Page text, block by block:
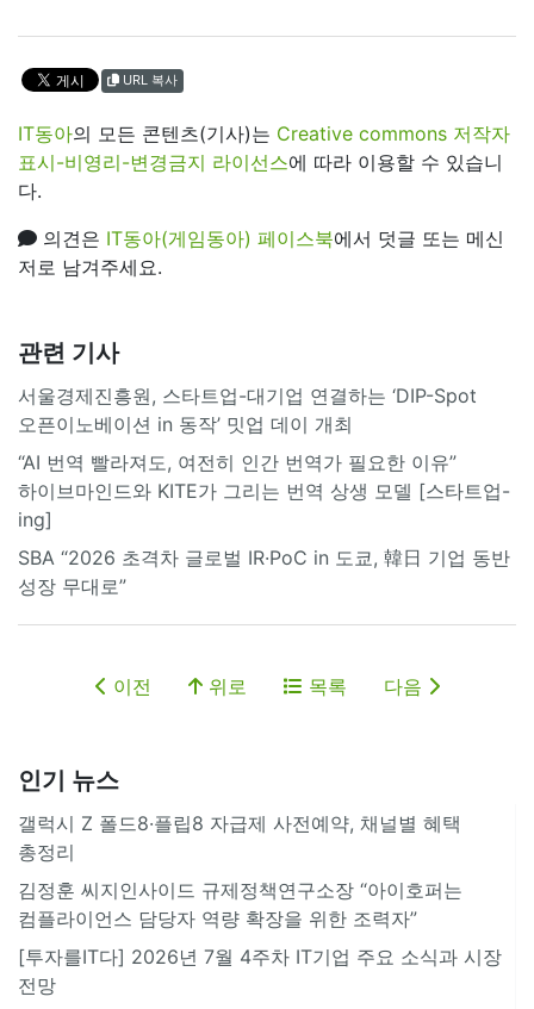
URL 복사
IT동아의 모든 콘텐츠(기사)는 Creative commons 저작자
표시-비영리-변경금지 라이선스에 따라 이용할 수 있습니
다.
의견은 IT동아(게임동아) 페이스북에서 덧글 또는 메신
저로 남겨주세요.
관련 기사
서울경제진흥원, 스타트업-대기업 연결하는 ‘DIP-Spot
오픈이노베이션 in 동작’ 밋업 데이 개최
“AI 번역 빨라져도, 여전히 인간 번역가 필요한 이유”
하이브마인드와 KITE가 그리는 번역 상생 모델 [스타트업-
ing]
SBA “2026 초격차 글로벌 IR·PoC in 도쿄, 韓日 기업 동반
성장 무대로”
이전 위로 목록 다음
인기 뉴스
갤럭시 Z 폴드8·플립8 자급제 사전예약, 채널별 혜택
총정리
김정훈 씨지인사이드 규제정책연구소장 “아이호퍼는
컴플라이언스 담당자 역량 확장을 위한 조력자”
[투자를IT다] 2026년 7월 4주차 IT기업 주요 소식과 시장
전망